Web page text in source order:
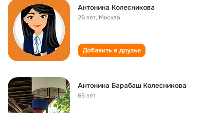
Антонина Колесникова
26 лет, Москва
Добавить в друзья
Антонина Барабаш Колесникова
65 лет